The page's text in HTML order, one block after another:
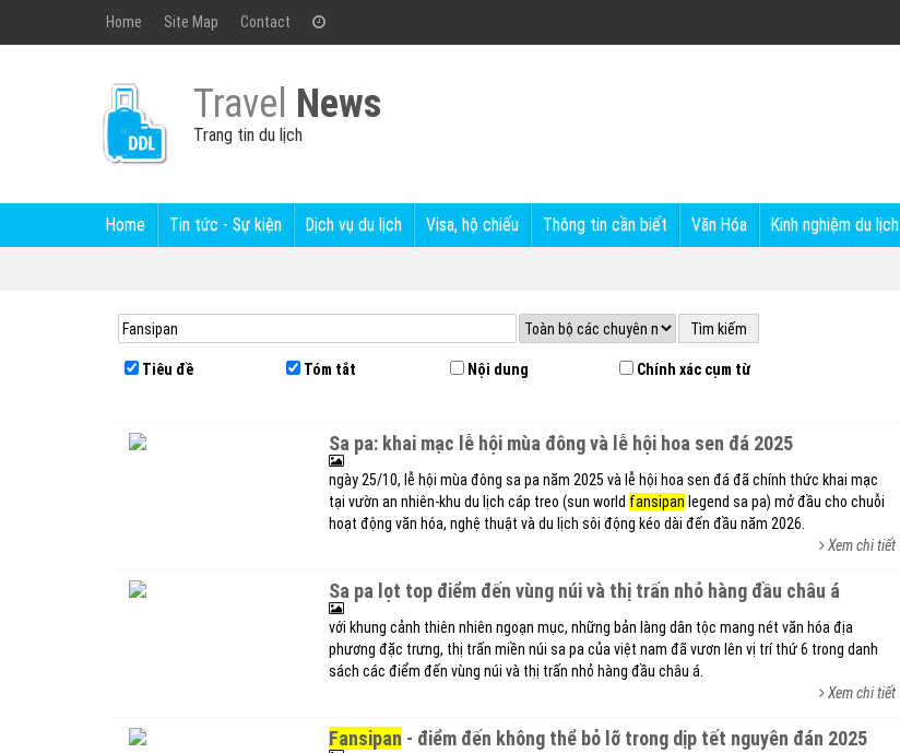
Home Site Map Contact
Travel News
Trang tin du lịch
Home Tin tức - Sự kiện Dịch vụ du lịch Visa, hộ chiếu Thông tin cần biết Văn Hóa Kinh nghiệm du lịch
Tiêu đề Tóm tắt Nội dung Chính xác cụm từ
sa pa: khai mạc lễ hội mùa đông và lễ hội hoa sen đá 2025
ngày 25/10, lễ hội mùa đông sa pa năm 2025 và lễ hội hoa sen đá đã chính thức khai mạc
tại vườn an nhiên-khu du lịch cáp treo (sun world fansipan legend sa pa) mở đầu cho chuỗi
hoạt động văn hóa, nghệ thuật và du lịch sôi động kéo dài đến đầu năm 2026.
Xem chi tiết
sa pa lọt top điểm đến vùng núi và thị trấn nhỏ hàng đầu châu á
với khung cảnh thiên nhiên ngoạn mục, những bản làng dân tộc mang nét văn hóa địa
phương đặc trưng, thị trấn miền núi sa pa của việt nam đã vươn lên vị trí thứ 6 trong danh
sách các điểm đến vùng núi và thị trấn nhỏ hàng đầu châu á.
Xem chi tiết
fansipan - điểm đến không thể bỏ lỡ trong dịp tết nguyên đán 2025